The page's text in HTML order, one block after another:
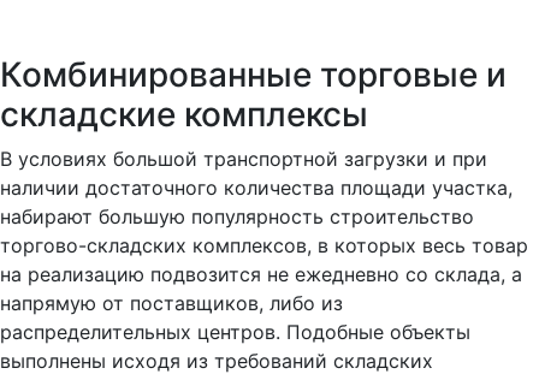
Комбинированные торговые и
складские комплексы
В условиях большой транспортной загрузки и при
наличии достаточного количества площади участка,
набирают большую популярность строительство
торгово-складских комплексов, в которых весь товар
на реализацию подвозится не ежедневно со склада, а
напрямую от поставщиков, либо из
распределительных центров. Подобные объекты
выполнены исходя из требований складских